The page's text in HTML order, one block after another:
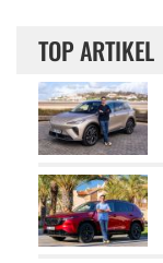
TOP ARTIKEL